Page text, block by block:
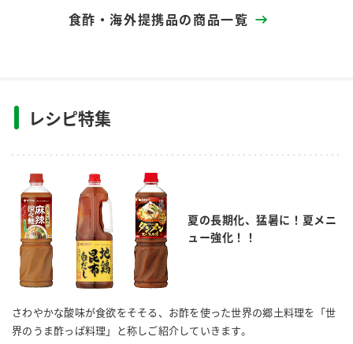
食酢・海外提携品の商品一覧
レシピ特集
夏の長期化、猛暑に！夏メニ
ュー強化！！
さわやかな酸味が食欲をそそる、お酢を使った世界の郷土料理を「世
界のうま酢っぱ料理」と称しご紹介していきます。